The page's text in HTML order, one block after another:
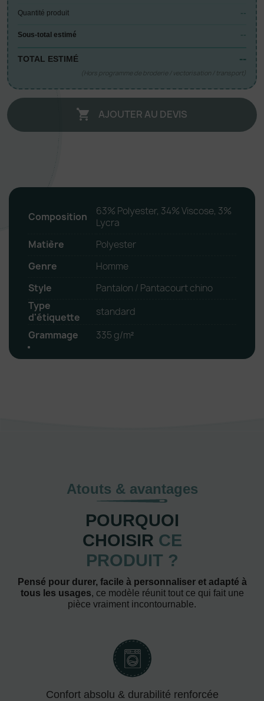
Quantité produit --
Sous-total estimé --
TOTAL ESTIMÉ --
(Hors programme de broderie / vectorisation / transport)
 AJOUTER AU DEVIS
Composition
63% Polyester, 34% Viscose, 3%
Lycra
Matière
Polyester
Genre
Homme
Style
Pantalon / Pantacourt chino
Type
d'étiquette
standard
Grammage
335 g/m²
Atouts & avantages
POURQUOI
CHOISIR CE
PRODUIT ?
Pensé pour durer, facile à personnaliser et adapté à
tous les usages, ce modèle réunit tout ce qui fait une
pièce vraiment incontournable.
Confort absolu & durabilité renforcée